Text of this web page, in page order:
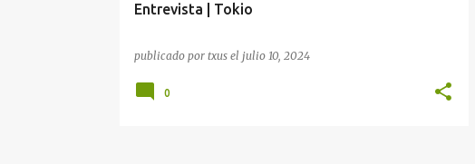
Entrevista | Tokio
publicado por txus el julio 10, 2024
0